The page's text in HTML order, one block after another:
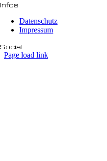
Infos
Datenschutz
Impressum
Social
Page load link